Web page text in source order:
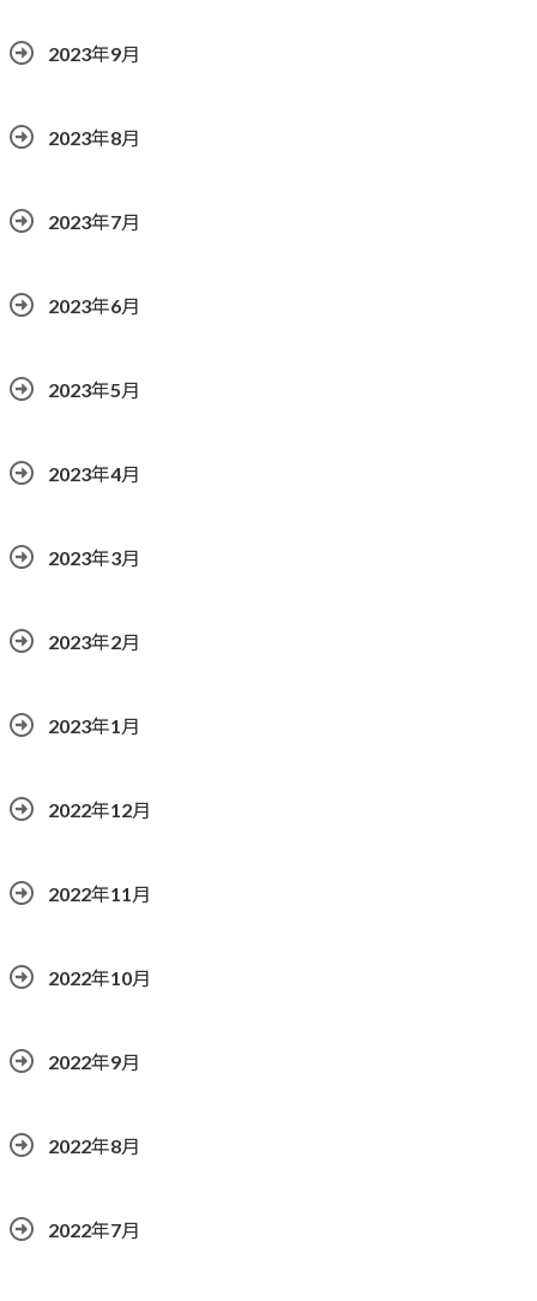
2023年9月
2023年8月
2023年7月
2023年6月
2023年5月
2023年4月
2023年3月
2023年2月
2023年1月
2022年12月
2022年11月
2022年10月
2022年9月
2022年8月
2022年7月